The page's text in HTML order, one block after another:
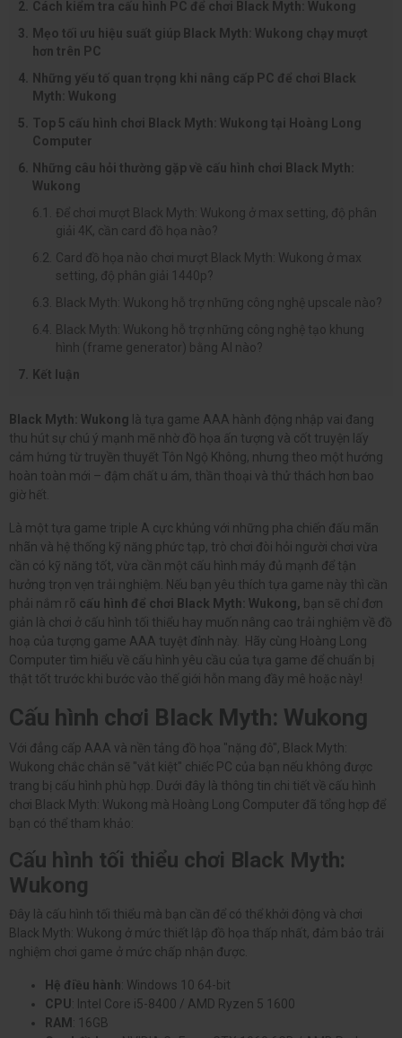
Cách kiểm tra cấu hình PC để chơi Black Myth: Wukong
Mẹo tối ưu hiệu suất giúp Black Myth: Wukong chạy mượt
hơn trên PC
Những yếu tố quan trọng khi nâng cấp PC để chơi Black
Myth: Wukong
Top 5 cấu hình chơi Black Myth: Wukong tại Hoàng Long
Computer
Những câu hỏi thường gặp về cấu hình chơi Black Myth:
Wukong
Để chơi mượt Black Myth: Wukong ở max setting, độ phân
giải 4K, cần card đồ họa nào?
Card đồ họa nào chơi mượt Black Myth: Wukong ở max
setting, độ phân giải 1440p?
Black Myth: Wukong hỗ trợ những công nghệ upscale nào?
Black Myth: Wukong hỗ trợ những công nghệ tạo khung
hình (frame generator) bằng AI nào?
Kết luận
Black Myth: Wukong là tựa game AAA hành động nhập vai đang
thu hút sự chú ý mạnh mẽ nhờ đồ họa ấn tượng và cốt truyện lấy
cảm hứng từ truyền thuyết Tôn Ngộ Không, nhưng theo một hướng
hoàn toàn mới – đậm chất u ám, thần thoại và thử thách hơn bao
giờ hết.
Là một tựa game triple A cực khủng với những pha chiến đấu mãn
nhãn và hệ thống kỹ năng phức tạp, trò chơi đòi hỏi người chơi vừa
cần có kỹ năng tốt, vừa cần một cấu hình máy đủ mạnh để tận
hưởng trọn vẹn trải nghiệm. Nếu bạn yêu thích tựa game này thì cần
phải nắm rõ cấu hình để chơi Black Myth: Wukong, bạn sẽ chỉ đơn
giản là chơi ở cấu hình tối thiểu hay muốn nâng cao trải nghiệm về đồ
hoạ của tượng game AAA tuyệt đỉnh này. Hãy cùng Hoàng Long
Computer tìm hiểu về cấu hình yêu cầu của tựa game để chuẩn bị
thật tốt trước khi bước vào thế giới hỗn mang đầy mê hoặc này!
Cấu hình chơi Black Myth: Wukong
Với đẳng cấp AAA và nền tảng đồ họa "nặng đô", Black Myth:
Wukong chắc chắn sẽ "vắt kiệt" chiếc PC của bạn nếu không được
trang bị cấu hình phù hợp. Dưới đây là thông tin chi tiết về cấu hình
chơi Black Myth: Wukong mà Hoàng Long Computer đã tổng hợp để
bạn có thể tham khảo:
Cấu hình tối thiểu chơi Black Myth:
Wukong
Đây là cấu hình tối thiểu mà bạn cần để có thể khởi động và chơi
Black Myth: Wukong ở mức thiết lập đồ họa thấp nhất, đảm bảo trải
nghiệm chơi game ở mức chấp nhận được.
Hệ điều hành: Windows 10 64-bit
CPU : Intel Core i5-8400 / AMD Ryzen 5 1600
RAM : 16GB